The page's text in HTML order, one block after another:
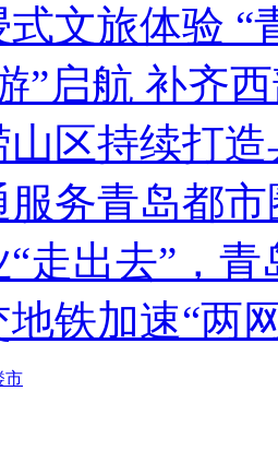
文旅体验 “
”启航 补齐
区持续打
务青岛都
走出去”，
铁加速“两
市